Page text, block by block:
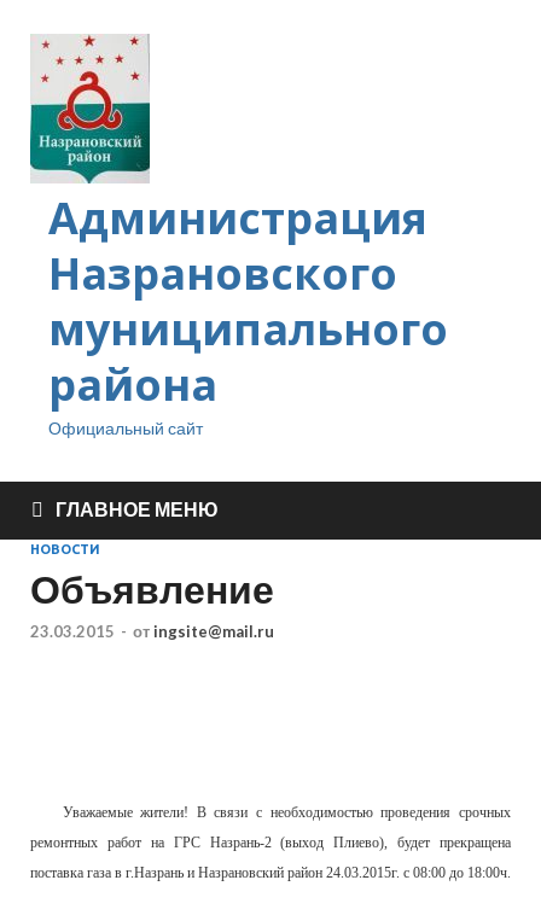
Администрация
Назрановского
муниципального
района
Официальный сайт
ГЛАВНОЕ МЕНЮ
НОВОСТИ
Объявление
23.03.2015 - от ingsite@mail.ru
Уважаемые жители! В связи с необходимостью проведения срочных
ремонтных работ на ГРС Назрань-2 (выход Плиево), будет прекращена
поставка газа в г.Назрань и Назрановский район 24.03.2015г. с 08:00 до 18:00ч.